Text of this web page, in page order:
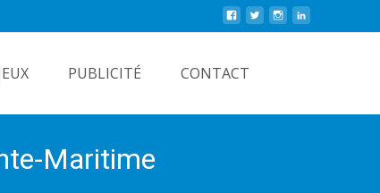
PUBLICITÉ CONTACT
Maritime